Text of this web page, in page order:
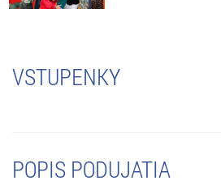
VSTUPENKY
POPIS PODUJATIA